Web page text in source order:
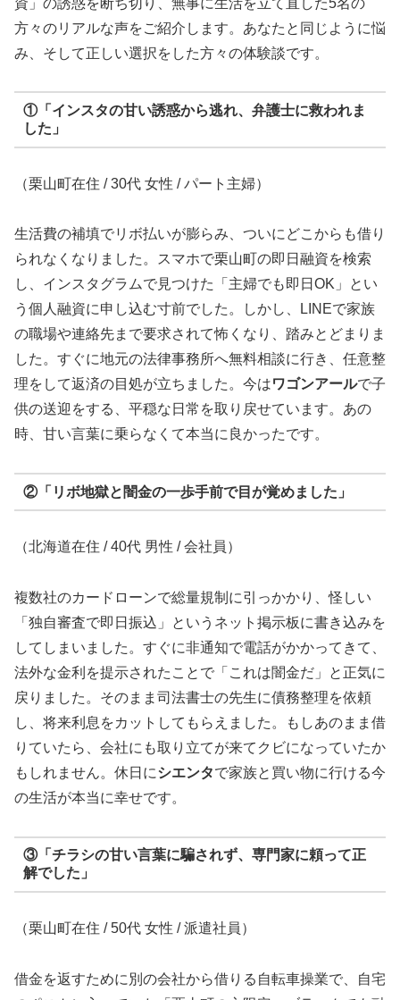
方々のリアルな声をご紹介します。あなたと同じように悩
み、そして正しい選択をした方々の体験談です。
①「インスタの甘い誘惑から逃れ、弁護士に救われま
した」
（栗山町在住 / 30代 女性 / パート主婦）
生活費の補填でリボ払いが膨らみ、ついにどこからも借り
られなくなりました。スマホで栗山町の即日融資を検索
し、インスタグラムで見つけた「主婦でも即日OK」とい
う個人融資に申し込む寸前でした。しかし、LINEで家族
の職場や連絡先まで要求されて怖くなり、踏みとどまりま
した。すぐに地元の法律事務所へ無料相談に行き、任意整
理をして返済の目処が立ちました。今はワゴンアールで子
供の送迎をする、平穏な日常を取り戻せています。あの
時、甘い言葉に乗らなくて本当に良かったです。
②「リボ地獄と闇金の一歩手前で目が覚めました」
（北海道在住 / 40代 男性 / 会社員）
複数社のカードローンで総量規制に引っかかり、怪しい
「独自審査で即日振込」というネット掲示板に書き込みを
してしまいました。すぐに非通知で電話がかかってきて、
法外な金利を提示されたことで「これは闇金だ」と正気に
戻りました。そのまま司法書士の先生に債務整理を依頼
し、将来利息をカットしてもらえました。もしあのまま借
りていたら、会社にも取り立てが来てクビになっていたか
もしれません。休日にシエンタで家族と買い物に行ける今
の生活が本当に幸せです。
③「チラシの甘い言葉に騙されず、専門家に頼って正
解でした」
（栗山町在住 / 50代 女性 / 派遣社員）
借金を返すために別の会社から借りる自転車操業で、自宅